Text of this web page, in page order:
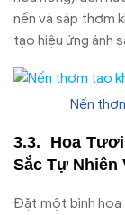
nến và sáp thơm
tạo hiệu ứng ánh
Nến
Hoa
Sắc Tự Nhiên
Đặt một bình hoa